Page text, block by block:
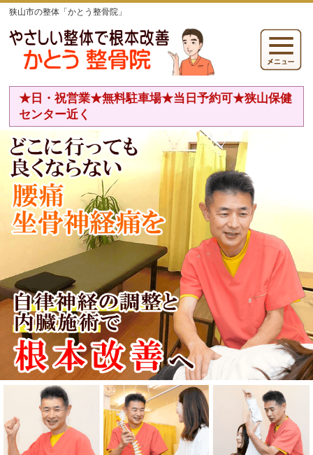
狭山市の整体「かとう整骨院」
★日・祝営業★無料駐車場★当日予約可★狭山保健
センター近く